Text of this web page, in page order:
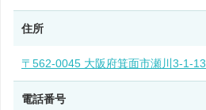
住所
〒562-0045 大阪府箕面市瀬川3-1-13
電話番号